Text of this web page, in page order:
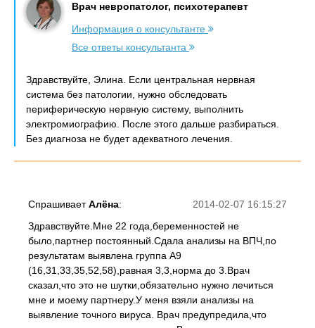
Врач невропатолог, психотерапевт
Информация о консультанте
Все ответы консультанта
Здравствуйте, Элина. Если центральная нервная
система без патологии, нужно обследовать
периферическую нервную систему, выполнить
электромиографию. После этого дальше разбираться.
Без диагноза не будет адекватного лечения.
2014-02-07 16:15:27
СпрашиваетАлёна:
Здравствуйте.Мне 22 года,беременностей не
было,партнер постоянный.Сдала анализы на ВПЧ,по
результатам выявлена группа А9
(16,31,33,35,52,58),равная 3,3,норма до 3.Врач
сказал,что это не шутки,обязательно нужно лечиться
мне и моему партнеру.У меня взяли анализы на
выявление точного вируса. Врач предупредила,что